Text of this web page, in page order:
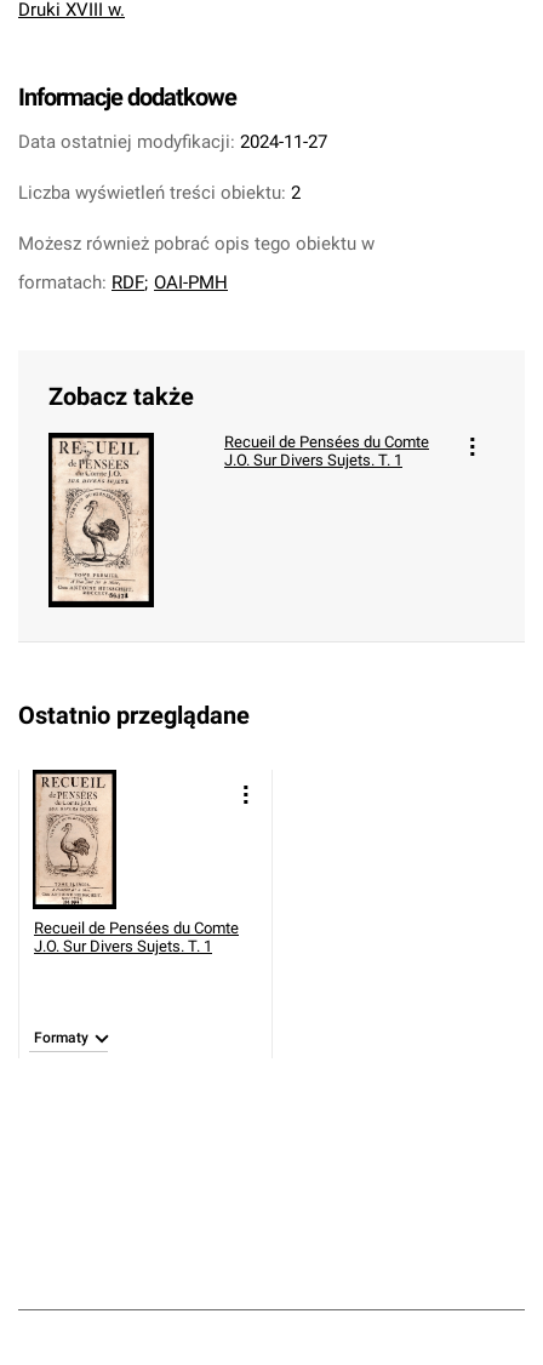
Druki XVIII w.
Informacje dodatkowe
Data ostatniej modyfikacji: 2024-11-27
Liczba wyświetleń treści obiektu: 2
Możesz również pobrać opis tego obiektu w
formatach: RDF; OAI-PMH
Zobacz także
Recueil de Pensées du Comte
J.O. Sur Divers Sujets. T. 1
Ostatnio przeglądane
Recueil de Pensées du Comte
J.O. Sur Divers Sujets. T. 1
Formaty